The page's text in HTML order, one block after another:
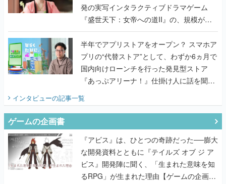
半年でアプリストアをオープン？ スマホア
プリの“代替ストア”として、わずか6ヵ月で
国内向けローンチを行った発見型ストア
『あっぷアリーナ！』仕掛け人に話を聞い
てみた
インタビューの記事一覧
『アビス』は、ひとつの奇跡だった──膨大
な開発資料とともに『テイルズ オブ ジ ア
るRPG」が生まれた理由【ゲームの企画
書】
なにが、人を「ロマンシング」させるの
か？『ロマサガ2』当時の企画書とキャラ